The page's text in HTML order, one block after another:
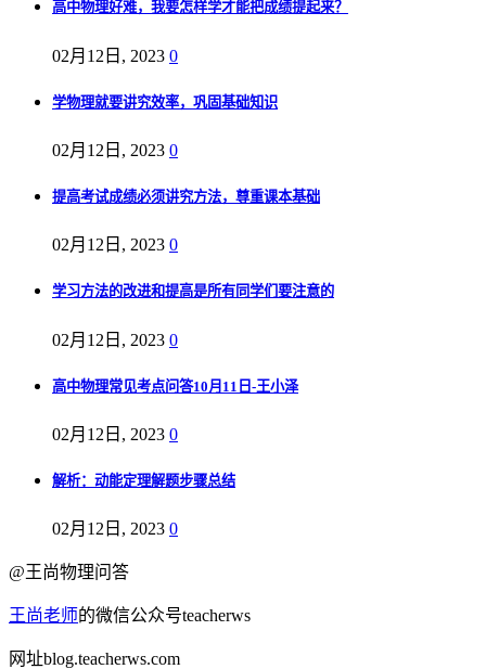
高中物理好难，我要怎样学才能把成绩提起来？
02月12日, 2023 0
学物理就要讲究效率，巩固基础知识
02月12日, 2023 0
提高考试成绩必须讲究方法，尊重课本基础
02月12日, 2023 0
学习方法的改进和提高是所有同学们要注意的
02月12日, 2023 0
高中物理常见考点问答10月11日-王小泽
02月12日, 2023 0
解析：动能定理解题步骤总结
02月12日, 2023 0
@王尚物理问答
王尚老师的微信公众号teacherws
网址blog.teacherws.com